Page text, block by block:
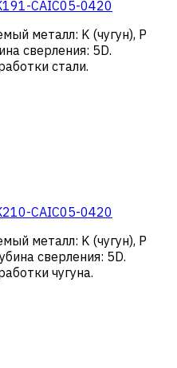
CAIC05-0420
металл: K (чугун), Р
сверления: 5D.
стали.
CAIC05-0420
металл: K (чугун), Р
сверления: 5D.
чугуна.